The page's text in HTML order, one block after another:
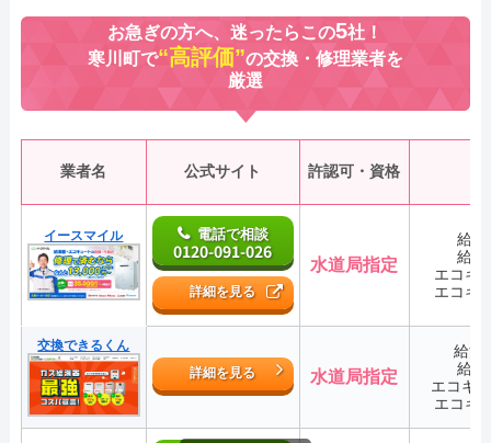
お急ぎの方へ、迷ったらこの5社！
寒川町で“高評価”の交換・修理業者を
厳選
業者名 公式サイト 許認可・資格
イースマイル 電話で相談
0120-091-026
詳細を見る
水道局指定
給
給
エコキ
エコキ
交換できるくん
詳細を見る
水道局指定
給湯
給
エコキ
エコキ